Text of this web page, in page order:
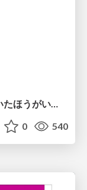
Step Functionsの設計時に知っておいたほうがいいかもしれないこと
0 540